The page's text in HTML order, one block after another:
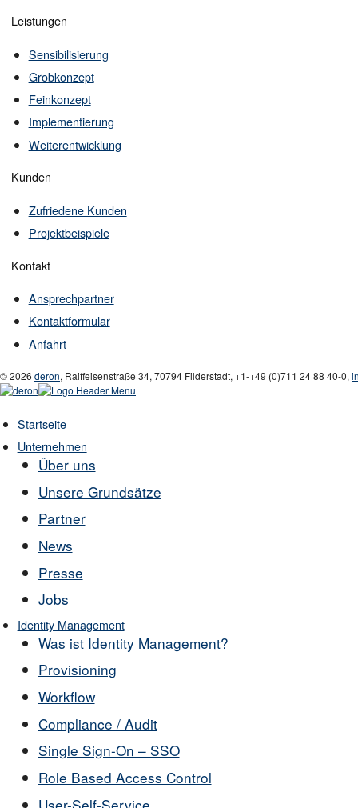
Leistungen
Sensibilisierung
Grobkonzept
Feinkonzept
Implementierung
Weiterentwicklung
Kunden
Zufriedene Kunden
Projektbeispiele
Kontakt
Ansprechpartner
Kontaktformular
Anfahrt
© 2026 deron, Raiffeisenstraße 34, 70794 Filderstadt, +1-+49 (0)711 24 88 40-0,
Startseite
Unternehmen
Über uns
Unsere Grundsätze
Partner
News
Presse
Jobs
Identity Management
Was ist Identity Management?
Provisioning
Workflow
Compliance / Audit
Single Sign-On – SSO
Role Based Access Control